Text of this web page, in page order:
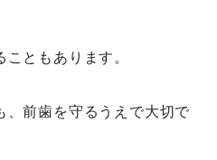
ともあります。
、前歯を守るうえで大切で